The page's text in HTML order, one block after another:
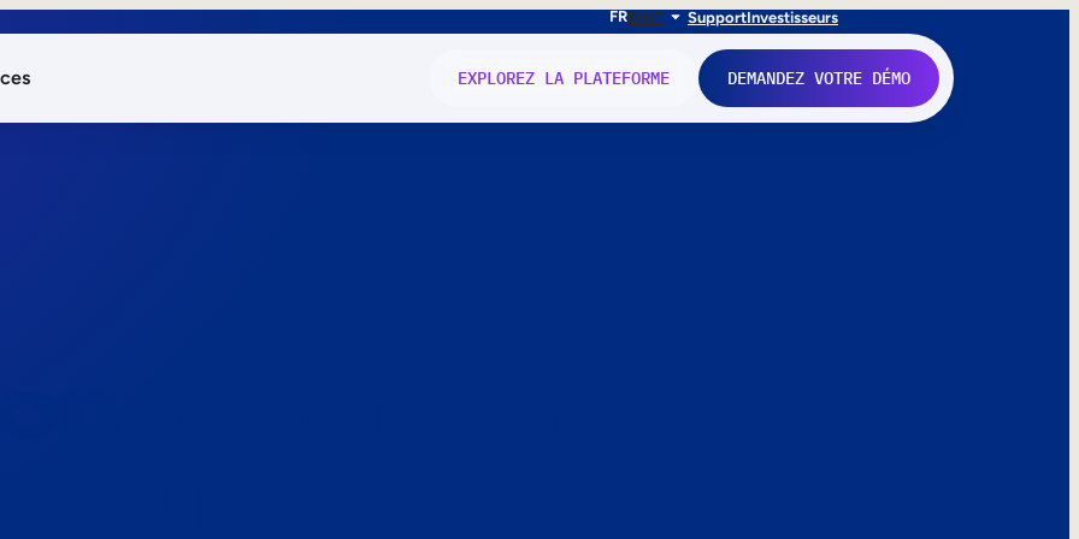
FRENIT SupportInvestisseurs
EXPLOREZ LA PLATEFORME DEMANDEZ VOTRE DÉMO